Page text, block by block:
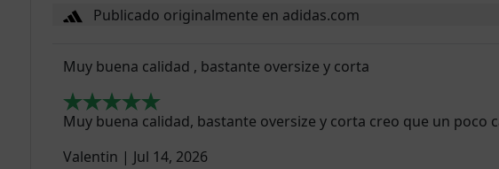
Publicado originalmente en adidas.com
Muy buena calidad , bastante oversize y corta
Muy buena calidad, bastante oversize y corta creo que un poco
Valentin | Jul 14, 2026